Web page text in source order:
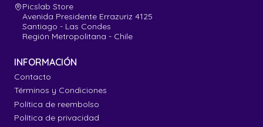
Picslab Store
Avenida Presidente Errazuriz 4125
Santiago - Las Condes
Región Metropolitana - Chile
INFORMACIÓN
Contacto
Términos y Condiciones
Política de reembolso
Política de privacidad